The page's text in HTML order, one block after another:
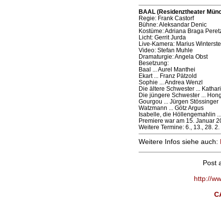
BAAL (Residenztheater
Regie: Frank Castorf
Bühne: Aleksandar Denic
Kostüme: Adriana Braga
Licht: Gerrit Jurda
Live-Kamera: Marius
Video: Stefan Muhle
Dramaturgie: Angela Obst
Besetzung:
Baal ... Aurel Manthei
Ekart ... Franz Pätzold
Sophie ... Andrea Wenzl
Die ältere Schwester ...
Die jüngere Schwester ...
Gourgou ... Jürgen Stössinger
Watzmann ... Götz Argus
Isabelle, die Höllengemahlin
Premiere war am 15. Januar
Weitere Termine: 6., 13., 28. 2.
Weitere Infos siehe auch:
Post
http://